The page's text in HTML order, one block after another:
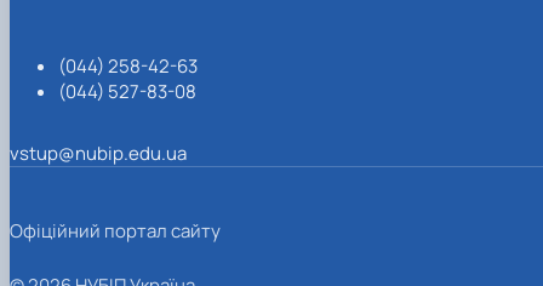
(044) 258-42-63
(044) 527-83-08
vstup@nubip.edu.ua
Офіційний портал сайту